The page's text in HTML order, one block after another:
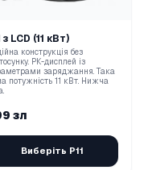
з LCD (11 кВт)
конструкція без
РК-дисплей із
заряджання. Така
потужність 11 кВт. Нижча
зл
Виберіть P11